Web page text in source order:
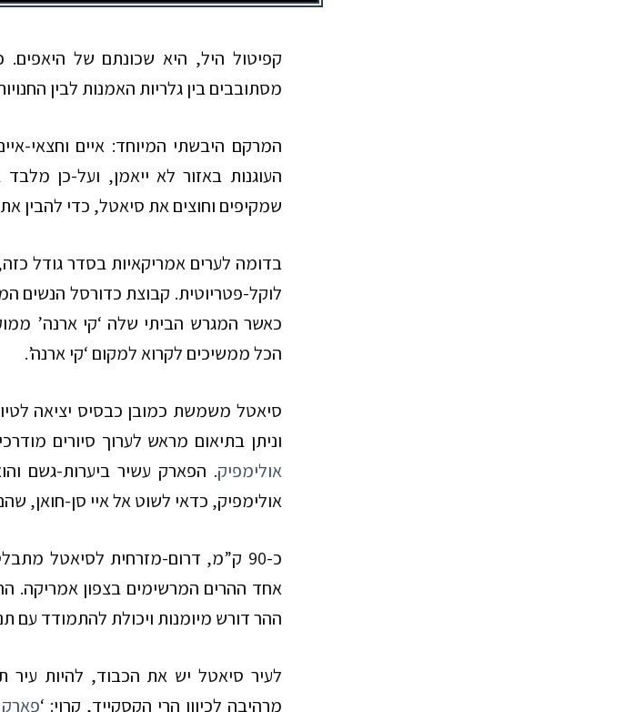
קפיטול היל, היא שכונתם של
מסתובבים בין גלריות האמנות לבין
המרקם היבשתי המיוחד: איים וחצאי-
העוגנות באזור לא ייאמן, ועל-כן
שמקיפים וחוצים את סיאטל, כדי להבין
בדומה לערים אמריקאיות בסדר גודל
לוקל-פטריוטית. קבוצת כדורסל הנשים
כאשר המגרש הביתי שלה ‘קי ארנה’
הכל ממשיכים לקרוא למקום ‘קי ארנה’.
סיאטל משמשת כמובן כבסיס יציאה
וניתן בתיאום מראש לערוך סיורים
אולימפיק. הפארק עשיר ביערות-גשם
אולימפיק, כדאי לשוט אל איי סן-חואן,
כ-90 ק”מ, דרום-מזרחית לסיאטל
ההר דורש מיומנות ויכולת להתמודד עם
לעיר סיאטל יש את הכבוד, להיות
מרהיבה לכיוון הרי הקסקייד, קרוי: ‘